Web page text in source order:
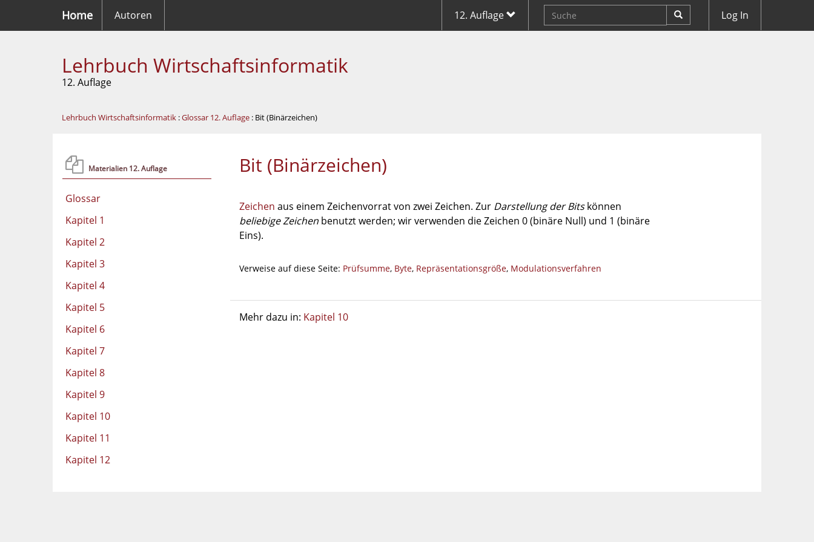
Home Autoren 12. Auflage Log In
Lehrbuch Wirtschaftsinformatik
12. Auflage
Lehrbuch Wirtschaftsinformatik :Glossar 12. Auflage : Bit (Binärzeichen)
Materialien 12. Auflage
Glossar
Kapitel 1
Kapitel 2
Kapitel 3
Kapitel 4
Kapitel 5
Kapitel 6
Kapitel 7
Kapitel 8
Kapitel 9
Kapitel 10
Kapitel 11
Kapitel 12
Bit (Binärzeichen)
Zeichen aus einem Zeichenvorrat von zwei Zeichen. Zur Darstellung der Bitskönnen
beliebige Zeichen benutzt werden; wir verwenden die Zeichen 0 (binäre Null) und 1 (binäre
Eins).
Verweise auf diese Seite: Prüfsumme, Byte, Repräsentationsgröße, Modulationsverfahren
Mehr dazu in: Kapitel 10